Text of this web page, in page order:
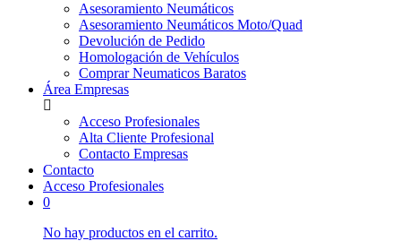
Asesoramiento Neumáticos
Asesoramiento Neumáticos Moto/Quad
Devolución de Pedido
Homologación de Vehículos
Comprar Neumaticos Baratos
Área Empresas
Acceso Profesionales
Alta Cliente Profesional
Contacto Empresas
Contacto
Acceso Profesionales
0
No hay productos en el carrito.